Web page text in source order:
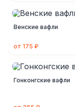
Венские вафли
от 175 ₽
Гонконгские вафли